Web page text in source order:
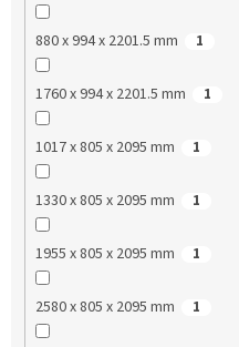
880 x 994 x 2201.5 mm 1
1760 x 994 x 2201.5 mm 1
1017 x 805 x 2095 mm 1
1330 x 805 x 2095 mm 1
1955 x 805 x 2095 mm 1
2580 x 805 x 2095 mm 1